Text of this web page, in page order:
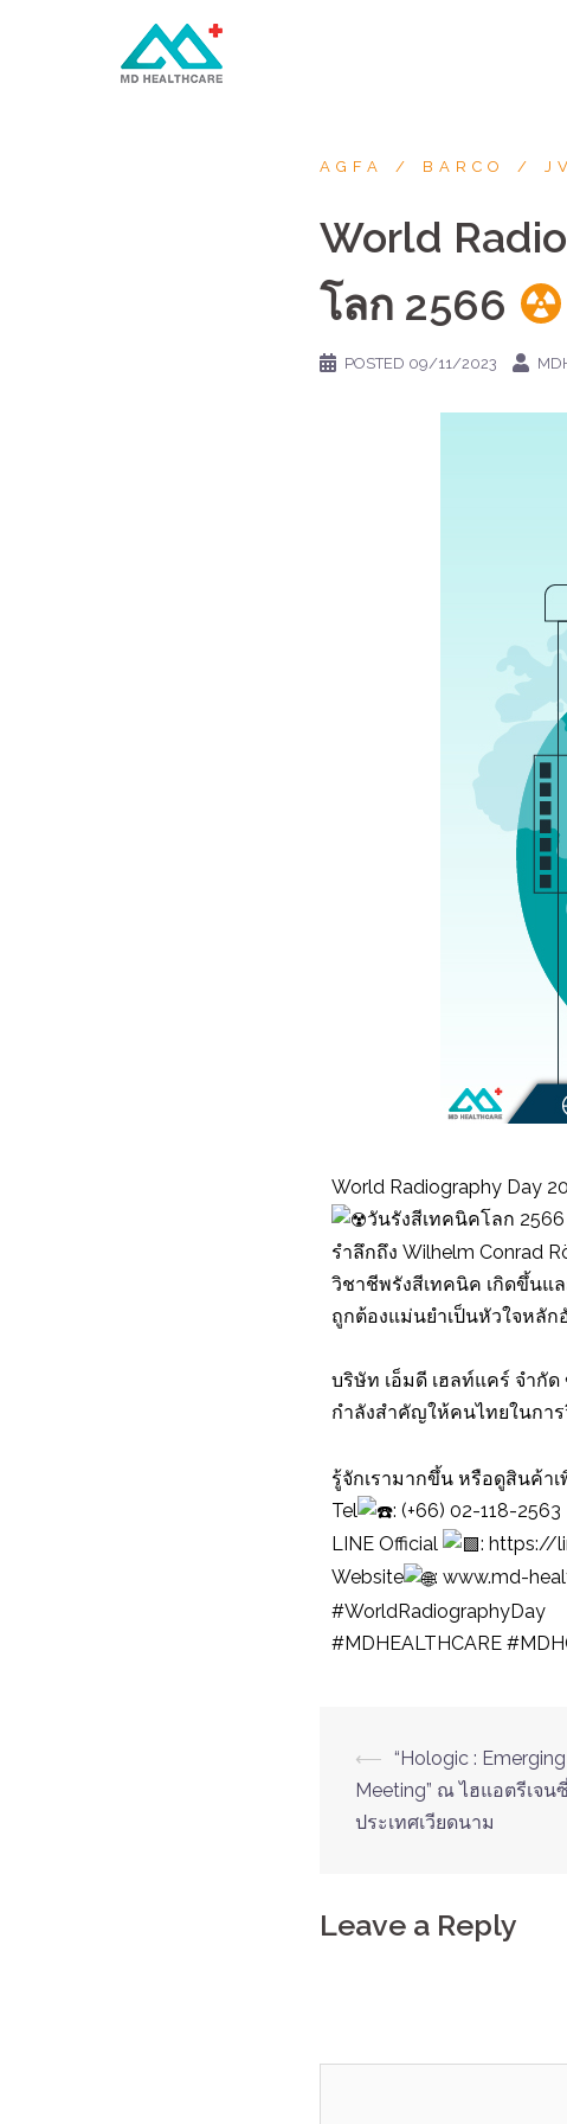
AGFA BARCO
World
โลก 2566
POSTED 09/11/2023
World Radiography Day
วันรังสีเทคนิคโลก 2566
รำลึกถึง Wilhelm Conrad
วิชาชีพรังสีเทคนิค เกิดขึ้นแ
ถูกต้องแม่นยำเป็นหัวใจหลั
บริษัท เอ็มดี เฮลท์แคร์ จำกั
กำลังสำคัญให้คนไทยในกา
รู้จักเรามากขึ้น หรือดูสินค้าเ
Tel
: (+66) 02-118-2563
LINE Official
: https://
Website
: www.md-
#WorldRadiographyDay
#MDHEALTHCARE
⟵ “Hologic :
Meeting” ณ ไฮแอตรีเจ
ประเทศเวียดนาม
Leave a Reply